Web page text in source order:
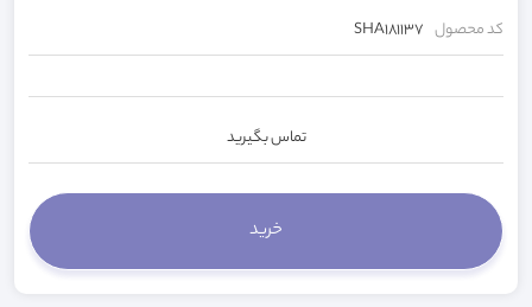
کد محصول SHA181137
تماس بگیرید